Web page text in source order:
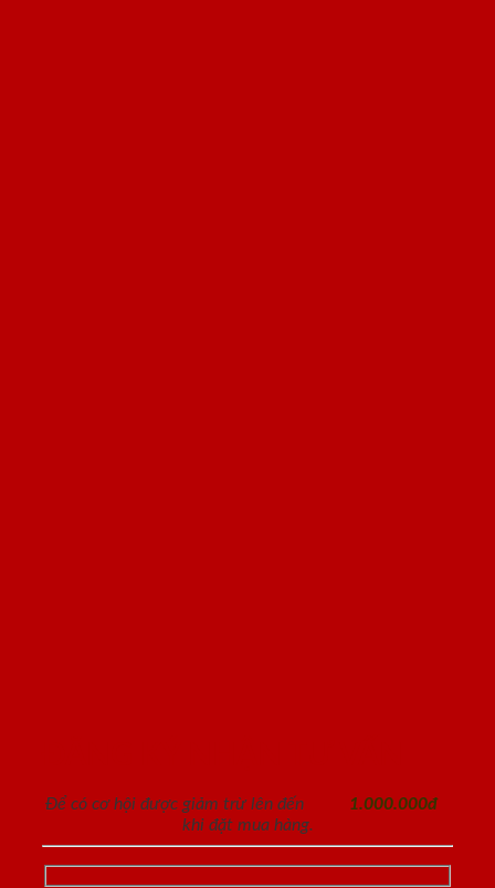
Để có cơ hội được giảm trừ lên đến
1.000.000đ
khi đặt mua hàng.